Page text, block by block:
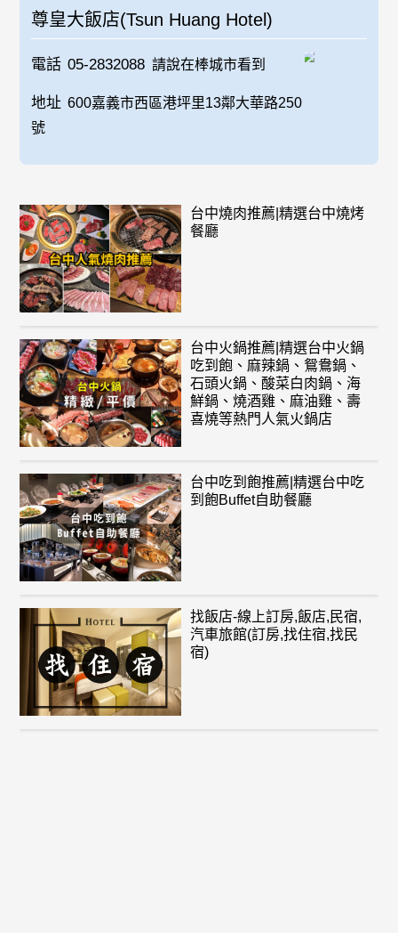
尊皇大飯店(Tsun Huang Hotel)
電話 05-2832088 請說在棒城市看到
地址 600嘉義市西區港坪里13鄰大華路250
號
台中燒肉推薦|精選台中燒烤
餐廳
台中火鍋推薦|精選台中火鍋
吃到飽、麻辣鍋、鴛鴦鍋、
石頭火鍋、酸菜白肉鍋、海
鮮鍋、燒酒雞、麻油雞、壽
喜燒等熱門人氣火鍋店
台中吃到飽推薦|精選台中吃
到飽Buffet自助餐廳
找飯店-線上訂房,飯店,民宿,
汽車旅館(訂房,找住宿,找民
宿)